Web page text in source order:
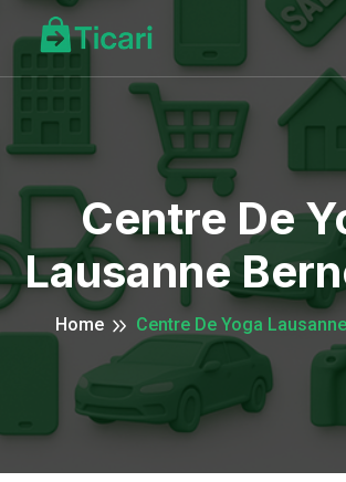
Centre De
Lausanne
Home Centre De Yoga